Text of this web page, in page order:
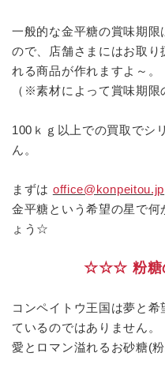
一般的な金平糖の賞味期
ので、店舗さまにはお取り
れる商品が作れますよ～。
（※素材によって賞味期限
100ｋｇ以上での買取でシ
ん。
まずは office@konpeitou.jp
金平糖という希望の星で
ょう☆
☆☆☆ 粉糖
コンペイトウ王国は夢と
ているのではありません。
愛とロマン溢れるお砂糖(